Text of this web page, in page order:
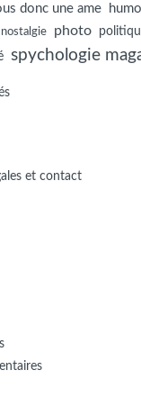
donc une ame
nostalgie photo
spychologie
et contact